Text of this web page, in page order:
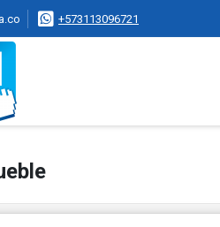
+573113096721